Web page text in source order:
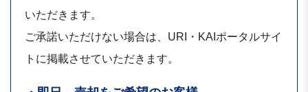
いただきます。
ご承諾いただけない場合は、URI・KAIポータルサイ
トに掲載させていただきます。